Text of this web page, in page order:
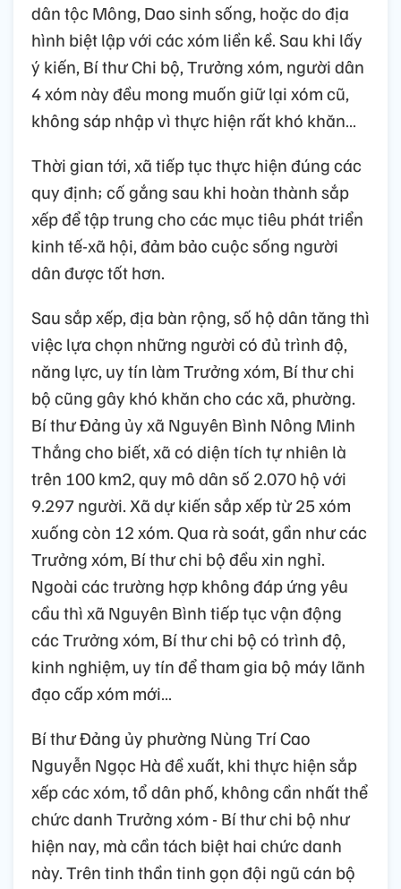
dân tộc Mông, Dao sinh sống, hoặc do địa
hình biệt lập với các xóm liền kề. Sau khi lấy
ý kiến, Bí thư Chi bộ, Trưởng xóm, người dân
4 xóm này đều mong muốn giữ lại xóm cũ,
không sáp nhập vì thực hiện rất khó khăn…
Thời gian tới, xã tiếp tục thực hiện đúng các
quy định; cố gắng sau khi hoàn thành sắp
xếp để tập trung cho các mục tiêu phát triển
kinh tế-xã hội, đảm bảo cuộc sống người
dân được tốt hơn.
Sau sắp xếp, địa bàn rộng, số hộ dân tăng thì
việc lựa chọn những người có đủ trình độ,
năng lực, uy tín làm Trưởng xóm, Bí thư chi
bộ cũng gây khó khăn cho các xã, phường.
Bí thư Đảng ủy xã Nguyên Bình Nông Minh
Thắng cho biết, xã có diện tích tự nhiên là
trên 100 km2, quy mô dân số 2.070 hộ với
9.297 người. Xã dự kiến sắp xếp từ 25 xóm
xuống còn 12 xóm. Qua rà soát, gần như các
Trưởng xóm, Bí thư chi bộ đều xin nghỉ.
Ngoài các trường hợp không đáp ứng yêu
cầu thì xã Nguyên Bình tiếp tục vận động
các Trưởng xóm, Bí thư chi bộ có trình độ,
kinh nghiệm, uy tín để tham gia bộ máy lãnh
đạo cấp xóm mới…
Bí thư Đảng ủy phường Nùng Trí Cao
Nguyễn Ngọc Hà đề xuất, khi thực hiện sắp
xếp các xóm, tổ dân phố, không cần nhất thể
chức danh Trưởng xóm - Bí thư chi bộ như
hiện nay, mà cần tách biệt hai chức danh
này. Trên tinh thần tinh gọn đội ngũ cán bộ